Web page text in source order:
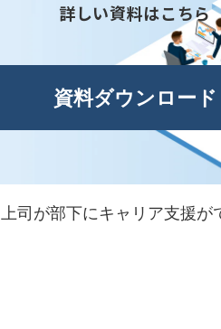
詳しい資料はこちら
資料ダウンロード
上司が部下にキャリア支援が